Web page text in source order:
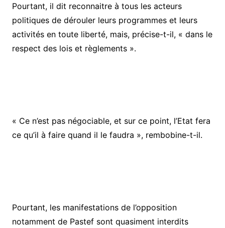
Pourtant, il dit reconnaitre à tous les acteurs
politiques de dérouler leurs programmes et leurs
activités en toute liberté, mais, précise-t-il, « dans le
respect des lois et règlements ».
« Ce n’est pas négociable, et sur ce point, l’Etat fera
ce qu’il à faire quand il le faudra », rembobine-t-il.
Pourtant, les manifestations de l’opposition
notamment de Pastef sont quasiment interdits